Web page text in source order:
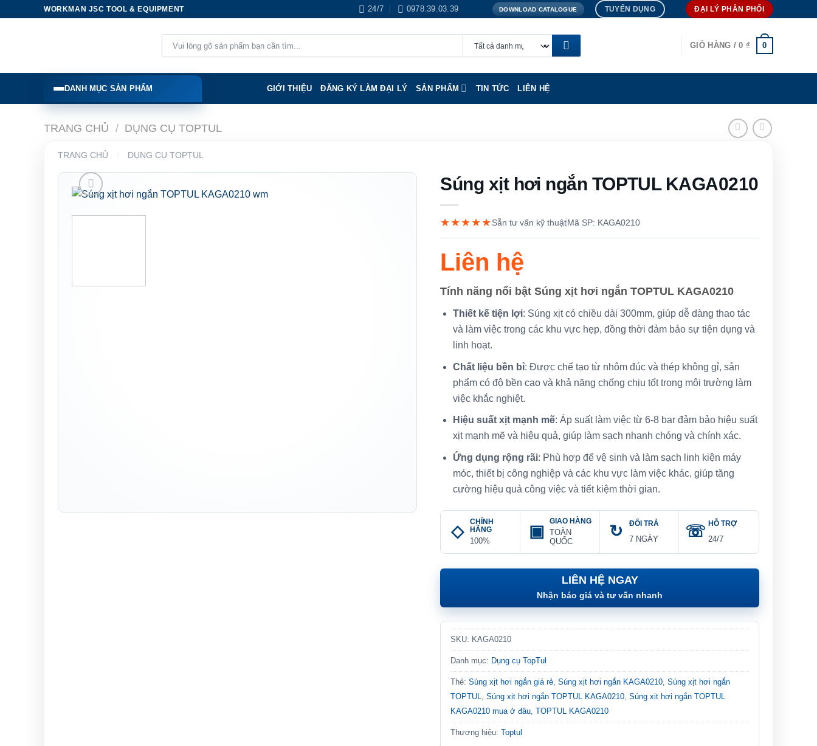
WORKMAN JSC TOOL & EQUIPMENT 24/7 0978.39.03.39 DOWNLOAD CATALOGUE TUYỂN DỤNG ĐẠI LÝ PHÂN PHỐI
kiếm:
GIỎ HÀNG /0 ₫ 0
DANH MỤC SẢN PHẨM GIỚI THIỆU ĐĂNG KÝ LÀM ĐẠI LÝ SẢN PHẨM TIN TỨC LIÊN HỆ
TRANG CHỦ / DỤNG CỤ TOPTUL
TRANG CHỦ DỤNG CỤ TOPTUL
Súng xịt hơi ngắn TOPTUL KAGA0210
★★★★★Sẵn tư vấn kỹ thuậtMã SP: KAGA0210
Liên hệ
Tính năng nổi bật Súng xịt hơi ngắn TOPTUL KAGA0210
Thiết kế tiện lợi: Súng xịt có chiều dài 300mm, giúp dễ dàng thao tác
và làm việc trong các khu vực hẹp, đồng thời đảm bảo sự tiện dụng và
linh hoạt.
Chất liệu bền bỉ: Được chế tạo từ nhôm đúc và thép không gỉ, sản
phẩm có độ bền cao và khả năng chống chịu tốt trong môi trường làm
việc khắc nghiệt.
Hiệu suất xịt mạnh mẽ: Áp suất làm việc từ 6-8 bar đảm bảo hiệu suất
xịt mạnh mẽ và hiệu quả, giúp làm sạch nhanh chóng và chính xác.
Ứng dụng rộng rãi: Phù hợp để vệ sinh và làm sạch linh kiện máy
móc, thiết bị công nghiệp và các khu vực làm việc khác, giúp tăng
cường hiệu quả công việc và tiết kiệm thời gian.
CHÍNH
HÃNG
100%
GIAO HÀNG
TOÀN
QUỐC
ĐỔI TRẢ
7 NGÀY
HỖ TRỢ
24/7
LIÊN HỆ NGAY
Nhận báo giá và tư vấn nhanh
SKU: KAGA0210
Danh mục: Dụng cụ TopTul
Thẻ:Súng xịt hơi ngắn giá rẻ ,Súng xịt hơi ngắn KAGA0210 ,Súng xịt hơi ngắn
TOPTUL
,Súng xịt hơi ngắn TOPTUL KAGA0210 ,Súng xịt hơi ngắn TOPTUL
KAGA0210 mua ở đâu ,TOPTUL KAGA0210
Thương hiệu:Toptul